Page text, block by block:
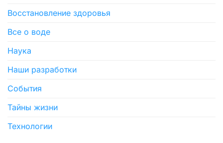
Восстановление здоровья
Все о воде
Наука
Наши разработки
События
Тайны жизни
Технологии